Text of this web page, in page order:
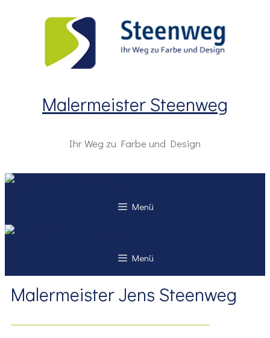
Malermeister Steenweg
Ihr Weg zu Farbe und Design
Menü
Menü
Malermeister Jens Steenweg